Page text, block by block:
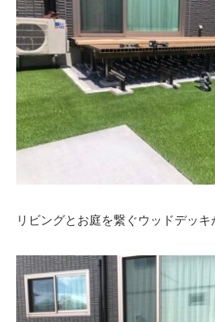
リビングとお庭を繋ぐウッドデッキ